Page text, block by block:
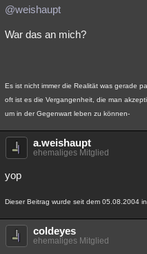
@weishaupt
War das an mich?
Es ist nicht immer die Realität was gerade
oft ist es die Vergangenheit, die man
um in der Gegenwart leben zu können-
a.weishaupt
ehemaliges Mitglied
yop
Dieser Beitrag wurde seit dem 05.08.2004
coldeyes
ehemaliges Mitglied